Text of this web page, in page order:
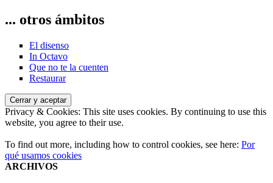
... otros ámbitos
El disenso
In Octavo
Que no te la cuenten
Restaurar
Privacy & Cookies: This site uses cookies. By continuing to use this
website, you agree to their use.
To find out more, including how to control cookies, see here: Por
qué usamos cookies
ARCHIVOS